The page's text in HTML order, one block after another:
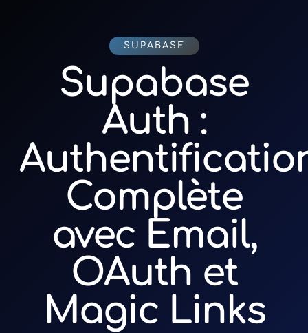
SUPABASE
Supabase
Auth :
Complète
avec Email,
OAuth et
Magic Links